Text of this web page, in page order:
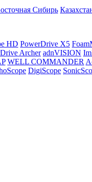
Сибирь
HD PowerDrive X5
Archer adnVISION
WELL COMMANDER
DigiScope